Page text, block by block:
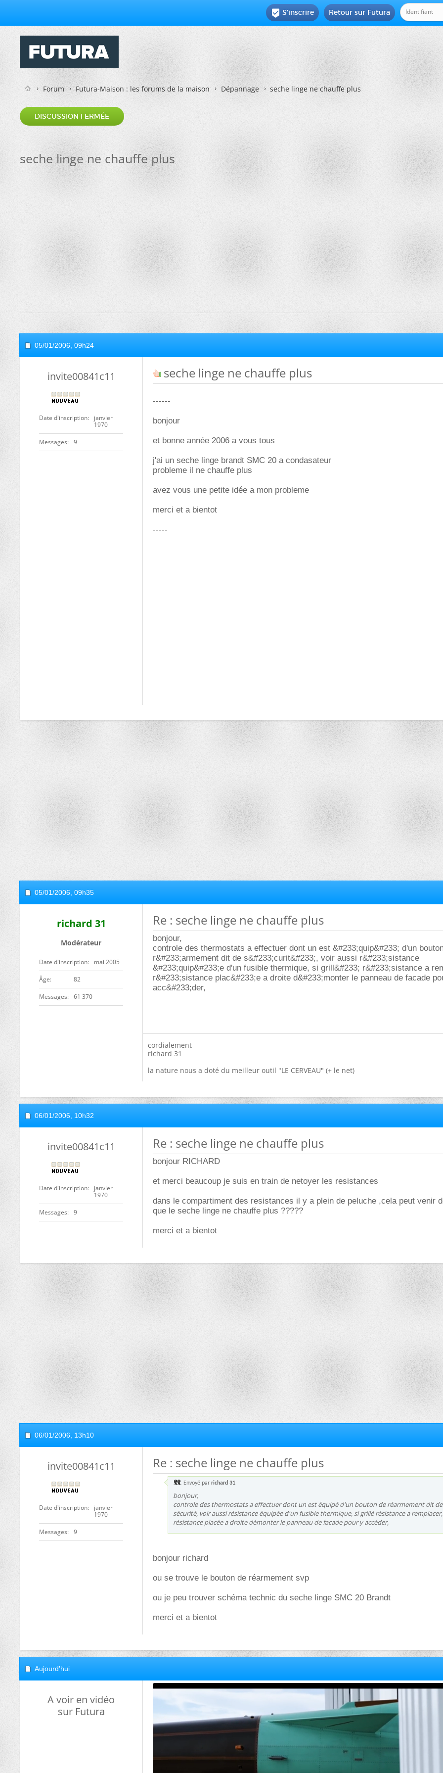
Retour sur Futura
 S'inscrire
Forum Futura-Maison : les forums de la maison Dépannage seche linge ne chauffe plus
DISCUSSION FERMÉE
seche linge ne chauffe plus
05/01/2006, 09h24
invite00841c11
Date d'inscription
janvier
1970
Messages 9
seche linge ne chauffe plus
------
bonjour
et bonne année 2006 a vous tous
j'ai un seche linge brandt SMC 20 a condasateur
probleme il ne chauffe plus
avez vous une petite idée a mon probleme
merci et a bientot
-----
05/01/2006, 09h35
richard 31
Modérateur
Date d'inscription mai 2005
ge 82
Messages 61 370
Re : seche linge ne chauffe plus
bonjour,
controle des thermostats a effectuer dont un est &#233;quip&#233; d'un
r&#233;armement dit de s&#233;curit&#233;, voir aussi r&#233;sistance
&#233;quip&#233;e d'un fusible thermique, si grill&#233; r&#233;sistance a
r&#233;sistance plac&#233;e a droite d&#233;monter le panneau de facade
acc&#233;der,
cordialement
richard 31
la nature nous a doté du meilleur outil "LE CERVEAU" (+ le net)
06/01/2006, 10h32
invite00841c11
Date d'inscription
janvier
1970
Messages 9
Re : seche linge ne chauffe plus
bonjour RICHARD
et merci beaucoup je suis en train de netoyer les resistances
dans le compartiment des resistances il y a plein de peluche ,cela peut venir
que le seche linge ne chauffe plus ?????
merci et a bientot
06/01/2006, 13h10
invite00841c11
Date d'inscription
janvier
1970
Messages 9
Re : seche linge ne chauffe plus
Envoyé par richard 31
bonjour,
controle des thermostats a effectuer dont un est équipé d'un bouton de réarmement dit de
sécurité, voir aussi résistance équipée d'un fusible thermique, si grillé résistance a remplacer,
résistance placée a droite démonter le panneau de facade pour y accéder,
bonjour richard
ou se trouve le bouton de réarmement svp
ou je peu trouver schéma technic du seche linge SMC 20 Brandt
merci et a bientot
Aujourd'hui
A voir en vidéo
sur Futura